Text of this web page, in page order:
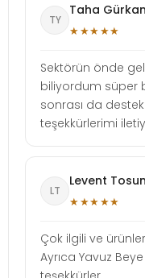
TY
Taha
★★★★★
Sektörün önde
biliyordum süper
sonrası da
teşekkürlerimi
LT
Levent Tosun
★★★★★
Çok ilgili ve
Ayrıca Yavuz